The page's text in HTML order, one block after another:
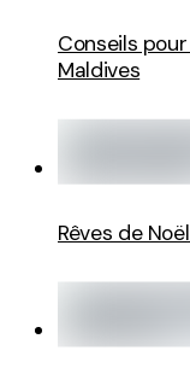
Conseils
Maldives
Rêves de